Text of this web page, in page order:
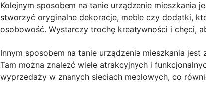
Kolejnym sposobem na tanie urządzenie mieszkania
stworzyć oryginalne dekoracje, meble czy dodatki,
osobowość. Wystarczy trochę kreatywności i chęci,
Innym sposobem na tanie urządzenie mieszkania
Tam można znaleźć wiele atrakcyjnych i
wyprzedaży w znanych sieciach meblowych, co